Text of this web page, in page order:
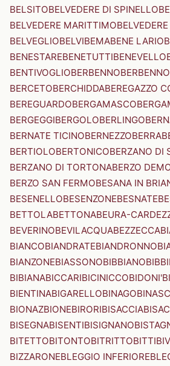
BELSITOBELVEDERE DI SPINELLO
BELVEDERE MARITTIMO
BELVEGLIOBELVIBEMABENE LARIO
BENESTAREBENETUTTIBENEVELLO
BENTIVOGLIOBERBENNO
BERCETOBERCHIDDABEREGAZZO
BEREGUARDOBERGAMASCO
BERGEGGIBERGOLOBERLINGO
BERNATE TICINOBERNEZZOBERRA
BERTIOLOBERTONICOBERZANO DI
BERZANO DI TORTONABERZO
BERZO SAN FERMOBESANA IN
BESENELLOBESENZONEBESNATE
BETTOLABETTONABEURA-
BEVERINOBEVILACQUABEZZECCA
BIANCOBIANDRATEBIANDRONNO
BIANZONEBIASSONOBIBBIANO
BIBIANABICCARIBICINICCOBIDONI'
BIENTINABIGARELLOBINAGO
BIONAZBIONEBIRORIBISACCIA
BISEGNABISENTIBISIGNANO
BITETTOBITONTOBITRITTOBITTI
BIZZARONEBLEGGIO INFERIORE